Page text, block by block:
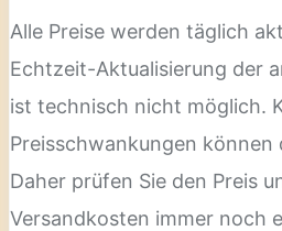
Alle Preise werden täglich
Echtzeit-Aktualisierung der
ist technisch nicht möglich.
Preisschwankungen können
Daher prüfen Sie den Preis
Versandkosten immer noch